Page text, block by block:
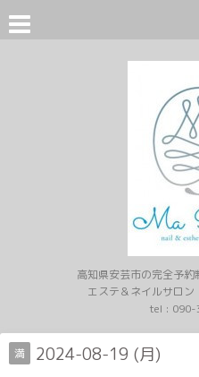
高知県安芸市の完全予
エステ＆ネイルサロ
tel : 090-
満 2024-08-19 (月)